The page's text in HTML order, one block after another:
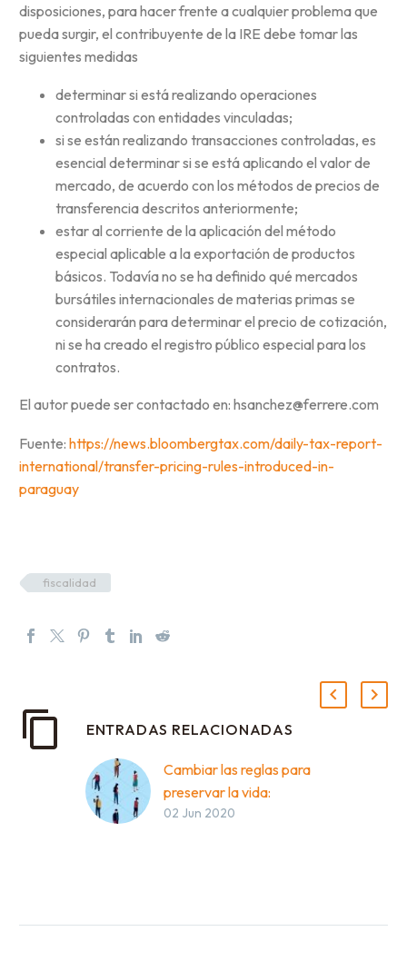
disposiciones, para hacer frente a cualquier problema que
pueda surgir, el contribuyente de la IRE debe tomar las
siguientes medidas
determinar si está realizando operaciones
controladas con entidades vinculadas;
si se están realizando transacciones controladas, es
esencial determinar si se está aplicando el valor de
mercado, de acuerdo con los métodos de precios de
transferencia descritos anteriormente;
estar al corriente de la aplicación del método
especial aplicable a la exportación de productos
básicos. Todavía no se ha definido qué mercados
bursátiles internacionales de materias primas se
considerarán para determinar el precio de cotización,
ni se ha creado el registro público especial para los
contratos.
El autor puede ser contactado en: hsanchez@ferrere.com
Fuente: https://news.bloombergtax.com/daily-tax-report-
international/transfer-pricing-rules-introduced-in-
paraguay
fiscalidad
ENTRADAS RELACIONADAS
Cambiar las reglas para
preservar la vida:
apuesta de Latindadd
Campo de disputa
02 Jun 2020